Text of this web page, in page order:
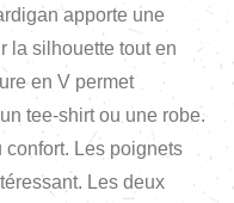
apporte une
la silhouette tout en
en V permet
tee-shirt ou une robe.
confort. Les poignets
Les deux